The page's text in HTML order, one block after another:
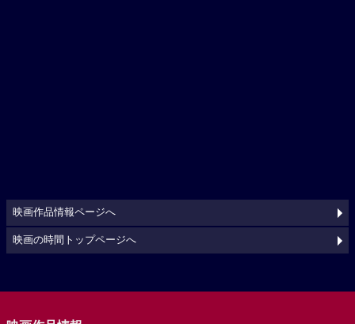
映画作品情報ページへ
映画の時間トップページへ